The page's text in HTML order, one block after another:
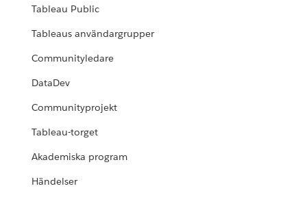
Tableau Public
Tableaus användargrupper
Communityledare
DataDev
Communityprojekt
Tableau-torget
Akademiska program
Händelser